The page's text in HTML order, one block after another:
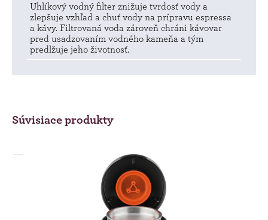
Uhlíkový vodný filter znižuje tvrdosť vody a
zlepšuje vzhľad a chuť vody na prípravu espressa
a kávy. Filtrovaná voda zároveň chráni kávovar
pred usadzovaním vodného kameňa a tým
predlžuje jeho životnosť.
Súvisiace produkty